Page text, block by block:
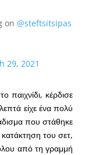
on @steftsitsipas
29, 2021
παιχνίδι, κέρδισε
είχε ένα πολύ
που στάθηκε
κατάκτηση του σετ,
από τη γραμμή